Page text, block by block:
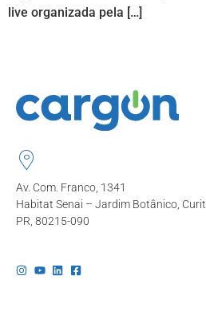
live organizada pela […]
Av. Com. Franco, 1341
Habitat Senai – Jardim Botânico,
PR, 80215-090